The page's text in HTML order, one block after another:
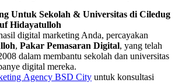
Untuk Sekolah & Universitas di Ciledug
Hidayatulloh
digital marketing Anda, percayakan
, Pakar Pemasaran Digital, yang telah
dalam membantu sekolah dan universitas
digital mereka.
Agency BSD City untuk konsultasi